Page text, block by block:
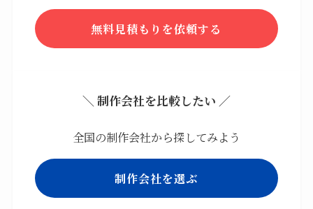
無料見積もりを依頼する
＼ 制作会社を比較したい ／
全国の制作会社から探してみよう
制作会社を選ぶ